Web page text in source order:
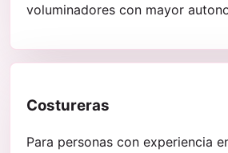
voluminadores con mayor
Costureras
Para personas con experiencia